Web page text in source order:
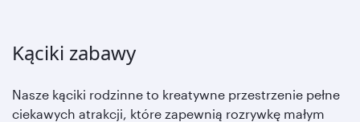
Kąciki zabawy
Nasze kąciki rodzinne to kreatywne przestrzenie pełne
ciekawych atrakcji, które zapewnią rozrywkę małym